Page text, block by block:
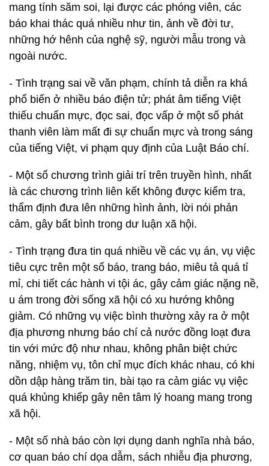
mang tính săm soi, lại được các phóng viên, các
báo khai thác quá nhiều như tin, ảnh về đời tư,
những hớ hênh của nghệ sỹ, người mẫu trong và
ngoài nước.
- Tình trạng sai về văn phạm, chính tả diễn ra khá
phổ biến ở nhiều báo điện tử; phát âm tiếng Việt
thiếu chuẩn mực, đọc sai, đọc vấp ở một số phát
thanh viên làm mất đi sự chuẩn mực và trong sáng
của tiếng Việt, vi phạm quy định của Luật Báo chí.
- Một số chương trình giải trí trên truyền hình, nhất
là các chương trình liên kết không được kiểm tra,
thẩm định đưa lên những hình ảnh, lời nói phản
cảm, gây bất bình trong dư luận xã hội.
- Tình trạng đưa tin quá nhiều về các vụ án, vụ việc
tiêu cực trên một số báo, trang báo, miêu tả quá tỉ
mỉ, chi tiết các hành vi tội ác, gây cảm giác nặng nề,
u ám trong đời sống xã hội có xu hướng không
giảm. Có những vụ việc bình thường xảy ra ở một
địa phương nhưng báo chí cả nước đồng loạt đưa
tin với mức độ như nhau, không phân biệt chức
năng, nhiệm vụ, tôn chỉ mục đích khác nhau, có khi
dồn dập hàng trăm tin, bài tạo ra cảm giác vụ việc
quá khủng khiếp gây nên tâm lý hoang mang trong
xã hội.
- Một số nhà báo còn lợi dụng danh nghĩa nhà báo,
cơ quan báo chí dọa dẫm, sách nhiễu địa phương,